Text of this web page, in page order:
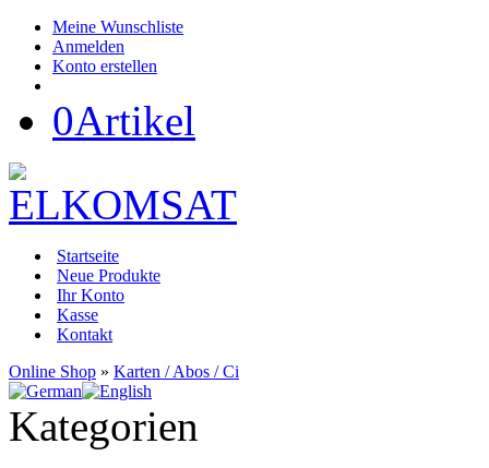
Meine Wunschliste
Anmelden
Konto erstellen
0Artikel
Startseite
Neue Produkte
Ihr Konto
Kasse
Kontakt
Online Shop » Karten / Abos / Ci
Kategorien